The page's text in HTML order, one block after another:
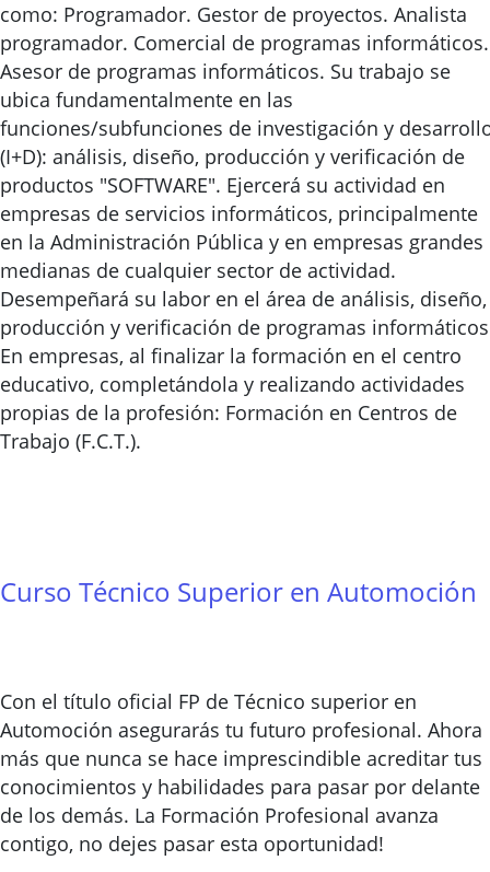
como: Programador. Gestor de proyectos. Analista
programador. Comercial de programas informáticos.
Asesor de programas informáticos. Su trabajo se
ubica fundamentalmente en las
funciones/subfunciones de investigación y
(I+D): análisis, diseño, producción y verificación de
productos "SOFTWARE". Ejercerá su actividad en
empresas de servicios informáticos, principalmente
en la Administración Pública y en empresas grandes
medianas de cualquier sector de actividad.
Desempeñará su labor en el área de análisis, diseño,
producción y verificación de programas
En empresas, al finalizar la formación en el centro
educativo, completándola y realizando actividades
propias de la profesión: Formación en Centros de
Trabajo (F.C.T.).
Curso Técnico Superior en Automoción
Con el título oficial FP de Técnico superior en
Automoción asegurarás tu futuro profesional. Ahora
más que nunca se hace imprescindible acreditar tus
conocimientos y habilidades para pasar por delante
de los demás. La Formación Profesional avanza
contigo, no dejes pasar esta oportunidad!